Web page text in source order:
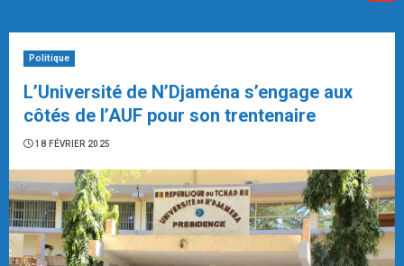
Politique
L’Université de N’Djaména s’engage aux
côtés de l’AUF pour son trentenaire
18 FÉVRIER 2025